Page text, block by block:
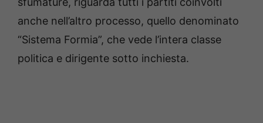
anche nell’altro processo, quello denominato
“Sistema Formia”, che vede l’intera classe
politica e dirigente sotto inchiesta.